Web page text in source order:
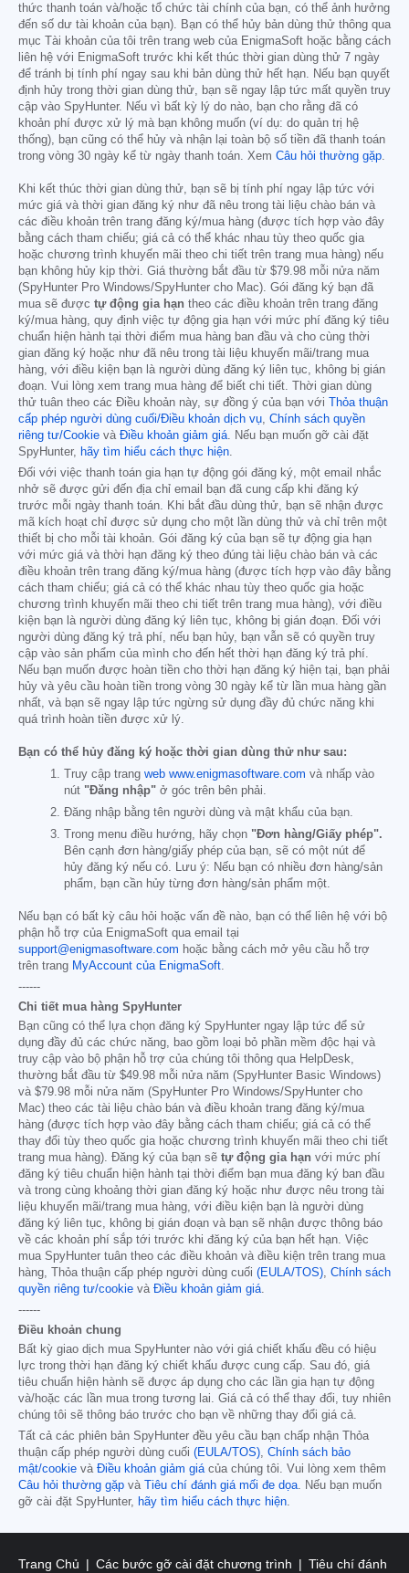
thức thanh toán và/hoặc tổ chức tài chính của bạn, có thể ảnh hưởng
đến số dư tài khoản của bạn). Bạn có thể hủy bản dùng thử thông qua
mục Tài khoản của tôi trên trang web của EnigmaSoft hoặc bằng cách
liên hệ với EnigmaSoft trước khi kết thúc thời gian dùng thử 7 ngày
để tránh bị tính phí ngay sau khi bản dùng thử hết hạn. Nếu bạn quyết
định hủy trong thời gian dùng thử, bạn sẽ ngay lập tức mất quyền truy
cập vào SpyHunter. Nếu vì bất kỳ lý do nào, bạn cho rằng đã có
khoản phí được xử lý mà bạn không muốn (ví dụ: do quản trị hệ
thống), bạn cũng có thể hủy và nhận lại toàn bộ số tiền đã thanh toán
trong vòng 30 ngày kể từ ngày thanh toán. Xem Câu hỏi thường gặp
Khi kết thúc thời gian dùng thử, bạn sẽ bị tính phí ngay lập tức với
mức giá và thời gian đăng ký như đã nêu trong tài liệu chào bán và
các điều khoản trên trang đăng ký/mua hàng (được tích hợp vào đây
bằng cách tham chiếu; giá cả có thể khác nhau tùy theo quốc gia
hoặc chương trình khuyến mãi theo chi tiết trên trang mua hàng) nếu
bạn không hủy kịp thời. Giá thường bắt đầu từ $79.98 mỗi nửa năm
(SpyHunter Pro Windows/SpyHunter cho Mac). Gói đăng ký bạn đã
mua sẽ được tự động gia hạn theo các điều khoản trên trang đăng
ký/mua hàng, quy định việc tự động gia hạn với mức phí đăng ký tiêu
chuẩn hiện hành tại thời điểm mua hàng ban đầu và cho cùng thời
gian đăng ký hoặc như đã nêu trong tài liệu khuyến mãi/trang mua
hàng, với điều kiện bạn là người dùng đăng ký liên tục, không bị gián
đoạn. Vui lòng xem trang mua hàng để biết chi tiết. Thời gian dùng
thử tuân theo các Điều khoản này, sự đồng ý của bạn với Thỏa thuận
cấp phép người dùng cuối/Điều khoản dịch vụ Chính sách quyền
riêng tư/Cookie và Điều khoản giảm giá . Nếu bạn muốn gỡ cài đặt
SpyHunter,
hãy tìm hiểu cách thực hiện
Đối với việc thanh toán gia hạn tự động gói đăng ký, một email nhắc
nhở sẽ được gửi đến địa chỉ email bạn đã cung cấp khi đăng ký
trước mỗi ngày thanh toán. Khi bắt đầu dùng thử, bạn sẽ nhận được
mã kích hoạt chỉ được sử dụng cho một lần dùng thử và chỉ trên một
thiết bị cho mỗi tài khoản. Gói đăng ký của bạn sẽ tự động gia hạn
với mức giá và thời hạn đăng ký theo đúng tài liệu chào bán và các
điều khoản trên trang đăng ký/mua hàng (được tích hợp vào đây bằng
cách tham chiếu; giá cả có thể khác nhau tùy theo quốc gia hoặc
chương trình khuyến mãi theo chi tiết trên trang mua hàng), với điều
kiện bạn là người dùng đăng ký liên tục, không bị gián đoạn. Đối với
người dùng đăng ký trả phí, nếu bạn hủy, bạn vẫn sẽ có quyền truy
cập vào sản phẩm của mình cho đến hết thời hạn đăng ký trả phí.
Nếu bạn muốn được hoàn tiền cho thời hạn đăng ký hiện tại, bạn phải
hủy và yêu cầu hoàn tiền trong vòng 30 ngày kể từ lần mua hàng gần
nhất, và bạn sẽ ngay lập tức ngừng sử dụng đầy đủ chức năng khi
quá trình hoàn tiền được xử lý.
Bạn có thể hủy đăng ký hoặc thời gian dùng thử như sau:
Truy cập trang web www.enigmasoftware.com và nhấp vào
nút "Đăng nhập" ở góc trên bên phải.
Đăng nhập bằng tên người dùng và mật khẩu của bạn.
Trong menu điều hướng, hãy chọn "Đơn hàng/Giấy phép".
Bên cạnh đơn hàng/giấy phép của bạn, sẽ có một nút để
hủy đăng ký nếu có. Lưu ý: Nếu bạn có nhiều đơn hàng/sản
phẩm, bạn cần hủy từng đơn hàng/sản phẩm một.
Nếu bạn có bất kỳ câu hỏi hoặc vấn đề nào, bạn có thể liên hệ với bộ
phận hỗ trợ của EnigmaSoft qua email tại
support@enigmasoftware.com hoặc bằng cách mở yêu cầu hỗ trợ
trên trang MyAccount của EnigmaSoft.
------
Chi tiết mua hàng SpyHunter
Bạn cũng có thể lựa chọn đăng ký SpyHunter ngay lập tức để sử
dụng đầy đủ các chức năng, bao gồm loại bỏ phần mềm độc hại và
truy cập vào bộ phận hỗ trợ của chúng tôi thông qua HelpDesk,
thường bắt đầu từ $49.98 mỗi nửa năm (SpyHunter Basic Windows)
và $79.98 mỗi nửa năm (SpyHunter Pro Windows/SpyHunter cho
Mac) theo các tài liệu chào bán và điều khoản trang đăng ký/mua
hàng (được tích hợp vào đây bằng cách tham chiếu; giá cả có thể
thay đổi tùy theo quốc gia hoặc chương trình khuyến mãi theo chi tiết
trang mua hàng). Đăng ký của bạn sẽ tự động gia hạn với mức phí
đăng ký tiêu chuẩn hiện hành tại thời điểm bạn mua đăng ký ban đầu
và trong cùng khoảng thời gian đăng ký hoặc như được nêu trong tài
liệu khuyến mãi/trang mua hàng, với điều kiện bạn là người dùng
đăng ký liên tục, không bị gián đoạn và bạn sẽ nhận được thông báo
về các khoản phí sắp tới trước khi đăng ký của bạn hết hạn. Việc
mua SpyHunter tuân theo các điều khoản và điều kiện trên trang mua
hàng, Thỏa thuận cấp phép người dùng cuối (EULA/TOS), Chính sách
quyền riêng tư/cookie và Điều khoản giảm giá.
------
Điều khoản chung
Bất kỳ giao dịch mua SpyHunter nào với giá chiết khấu đều có hiệu
lực trong thời hạn đăng ký chiết khấu được cung cấp. Sau đó, giá
tiêu chuẩn hiện hành sẽ được áp dụng cho các lần gia hạn tự động
và/hoặc các lần mua trong tương lai. Giá cả có thể thay đổi, tuy nhiên
chúng tôi sẽ thông báo trước cho bạn về những thay đổi giá cả.
Tất cả các phiên bản SpyHunter đều yêu cầu bạn chấp nhận Thỏa
thuận cấp phép người dùng cuối (EULA/TOS), Chính sách bảo
mật/cookie và Điều khoản giảm giácủa chúng tôi. Vui lòng xem thêm
Câu hỏi thường gặp và Tiêu chí đánh giá mối đe dọa. Nếu bạn muốn
gỡ cài đặt SpyHunter, hãy tìm hiểu cách thực hiện.
Trang Chủ Các bước gỡ cài đặt chương trình Tiêu chí đánh